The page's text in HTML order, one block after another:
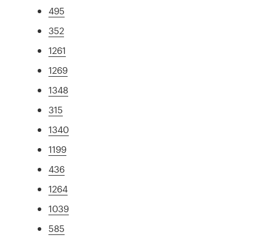
495
352
1261
1269
1348
315
1340
1199
436
1264
1039
585